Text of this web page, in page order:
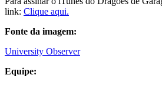
link: Clique aqui.
Fonte da imagem:
University Observer
Equipe: